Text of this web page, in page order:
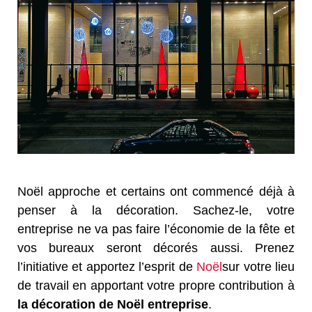
Noël approche et certains ont commencé déjà à
penser à la décoration. Sachez-le, votre
entreprise ne va pas faire l’économie de la fête et
vos bureaux seront décorés aussi. Prenez
l’initiative et apportez l’esprit de Noëlsur votre lieu
de travail en apportant votre propre contribution à
la décoration de Noël entreprise.